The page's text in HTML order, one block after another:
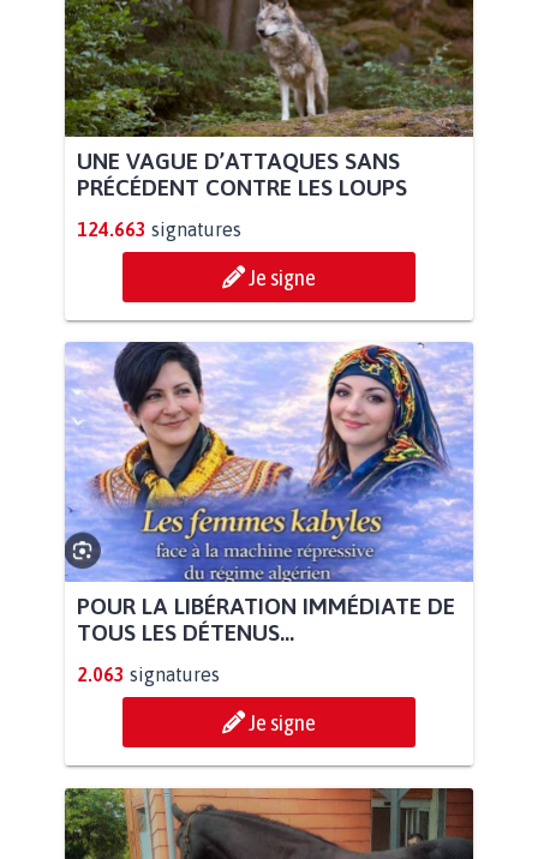
UNE VAGUE D’ATTAQUES SANS
PRÉCÉDENT CONTRE LES LOUPS
124.663 signatures
Je signe
POUR LA LIBÉRATION IMMÉDIATE DE
TOUS LES DÉTENUS...
2.063 signatures
Je signe